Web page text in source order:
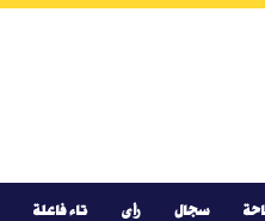
سجال رأى تاء فاعلة